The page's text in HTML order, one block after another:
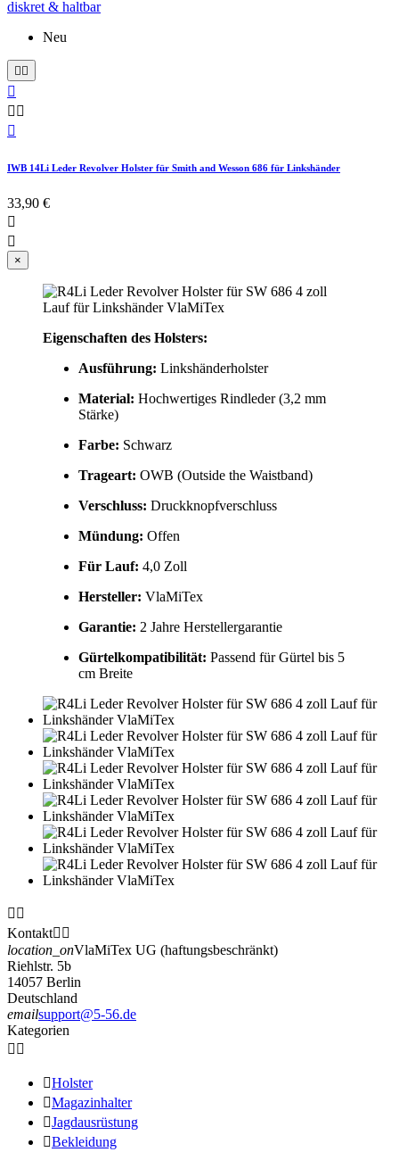
Neu
 

 

IWB 14Li Leder Revolver Holster für Smith and Wesson 686 für Linkshänder
33,90 €


×
Eigenschaften des Holsters:
Ausführung: Linkshänderholster
Material: Hochwertiges Rindleder (3,2 mm
Stärke)
Farbe: Schwarz
Trageart: OWB (Outside the Waistband)
Verschluss: Druckknopfverschluss
Mündung: Offen
Für Lauf: 4,0 Zoll
Hersteller: VlaMiTex
Garantie: 2 Jahre Herstellergarantie
Gürtelkompatibilität: Passend für Gürtel bis 5
cm Breite
 
Kontakt 
location_onVlaMiTex UG (haftungsbeschränkt)
Riehlstr. 5b
14057 Berlin
Deutschland
emailsupport@5-56.de
Kategorien
 
Holster
Magazinhalter
Jagdausrüstung
Bekleidung